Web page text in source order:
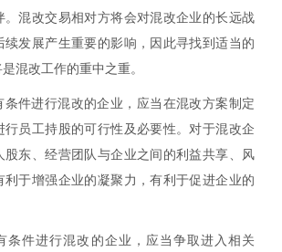
。混改交易相对方将会对混改企业的长远战
续发展产生重要的影响，因此寻找到适当的
是混改工作的重中之重。
条件进行混改的企业，应当在混改方案制定
行员工持股的可行性及必要性。对于混改企
股东、经营团队与企业之间的利益共享、风
利于增强企业的凝聚力，有利于促进企业的
条件进行混改的企业，应当争取进入相关